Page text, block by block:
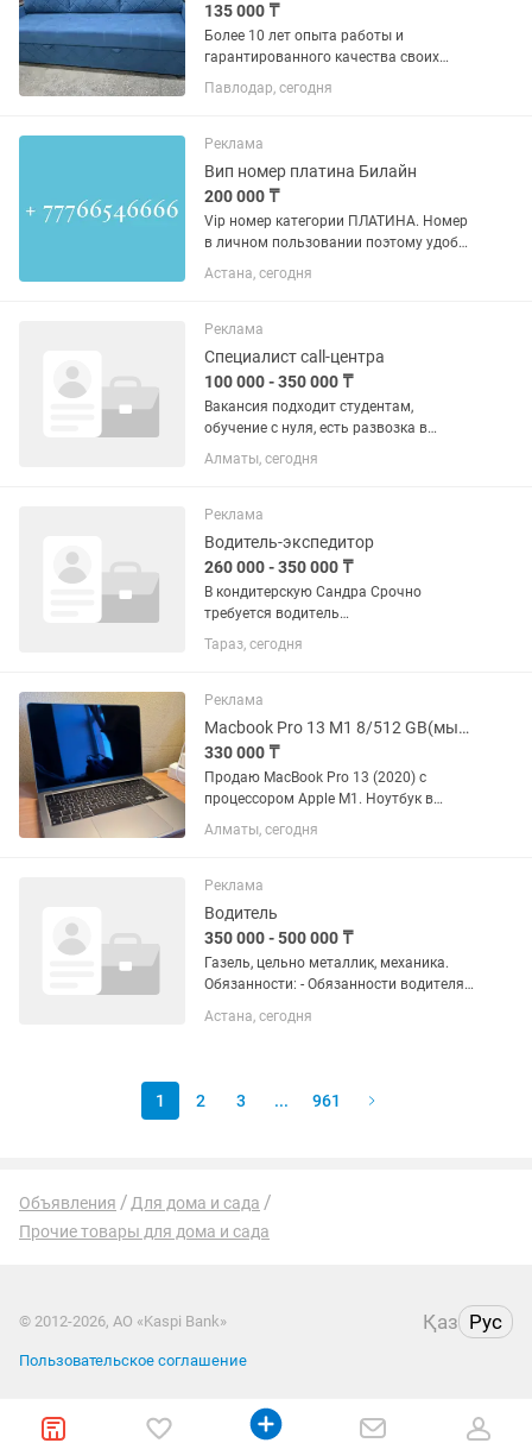
135 000 ₸
Более 10 лет опыта работы и
гарантированного качества своих
изделий! Будем рады украсить ваш
дом качественной и комфортной
В наличии в выставочном зале по...
Павлодар, сегодня
Реклама
Вип номер платина Билайн
200 000 ₸
Vip номер категории ПЛАТИНА. Номер
в личном пользовании поэтому удобно
использовать его для бизнеса
например для call центр, доставка,
онлайн маркетплейсов. Цена в...
Астана, сегодня
Реклама
Специалист call-центра
100 000 - 350 000 ₸
Вакансия подходит студентам,
обучение с нуля, есть развозка в
чертах города, гибкий график, возраст
17-25 Обязанности: Принимать
Помогать в выборе услуги
Алматы, сегодня
Реклама
Водитель-экспедитор
260 000 - 350 000 ₸
В кондитерскую Сандра Срочно
требуется водитель
экспедитор,мужчина до 40
лет,желательно с опытом в сфере
Тараз, сегодня
Реклама
Macbook Pro 13 M1 8/512 GB(мышка беспроводная Apple в подарок)
330 000 ₸
Продаю MacBook Pro 13 (2020) с
процессором Apple M1. Ноутбук в
серебристом цвете, в идеальном
состоянии.Был в личном пользовании.
Есть варианты выкупа из городов:...
Алматы, сегодня
Реклама
Водитель
350 000 - 500 000 ₸
Газель, цельно металлик, механика.
Обязанности: - Обязанности водителя:
маршруту. 2.Разгрузка и обмен
Астана, сегодня
1 2 3 ... 961
Объявления
Для дома и сада
Прочие товары для дома и сада
© 2012-2026, АО «Kaspi Bank» Қаз Рус
Пользовательское соглашение